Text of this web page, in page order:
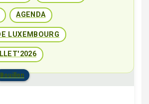
AGENDA
LUXEMBOURG
Bouillon